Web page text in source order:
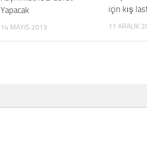
Yapacak
14 MAYIS 2013
için kış
11 ARALIK